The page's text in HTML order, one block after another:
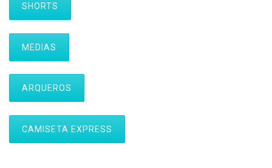
SHORTS
MEDIAS
ARQUEROS
CAMISETA EXPRESS